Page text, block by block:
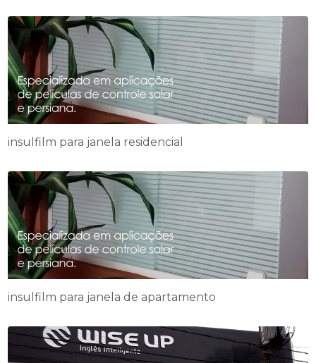
insulfilm para janela residencial
insulfilm para janela de apartamento